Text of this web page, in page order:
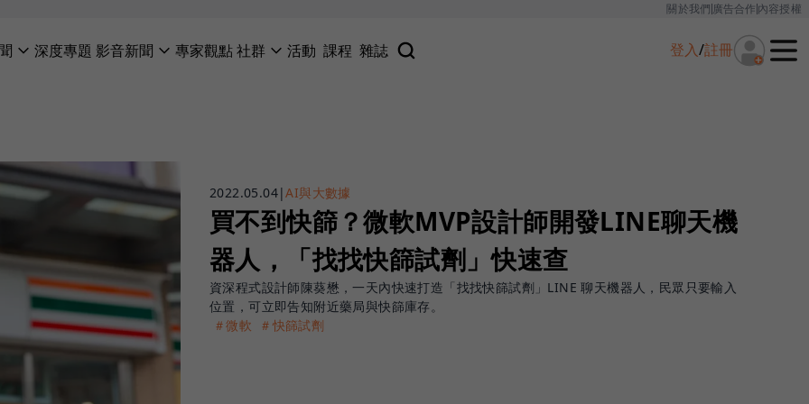
關於我們廣告合作內容授權
深度專題 影音新聞 專家觀點社群 活動 課程 雜誌 登入/註冊
2022.05.04|AI與大數據
買不到快篩？微軟MVP設計師開發LINE聊天機
器人，「找找快篩試劑」快速查
資深程式設計師陳葵懋，一天內快速打造「找找快篩試劑」LINE 聊天機器人，民眾只要輸入
位置，可立即告知附近藥局與快篩庫存。
＃微軟
＃快篩試劑